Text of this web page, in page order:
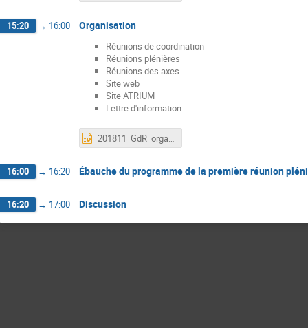
15:20 → 16:00 Organisation
Réunions de coordination
Réunions plénières
Réunions des axes
Site web
Site ATRIUM
Lettre d'information
201811_GdR_organisation.pptx
16:00 → 16:20 Ébauche du programme de la première réunion
16:20 → 17:00 Discussion